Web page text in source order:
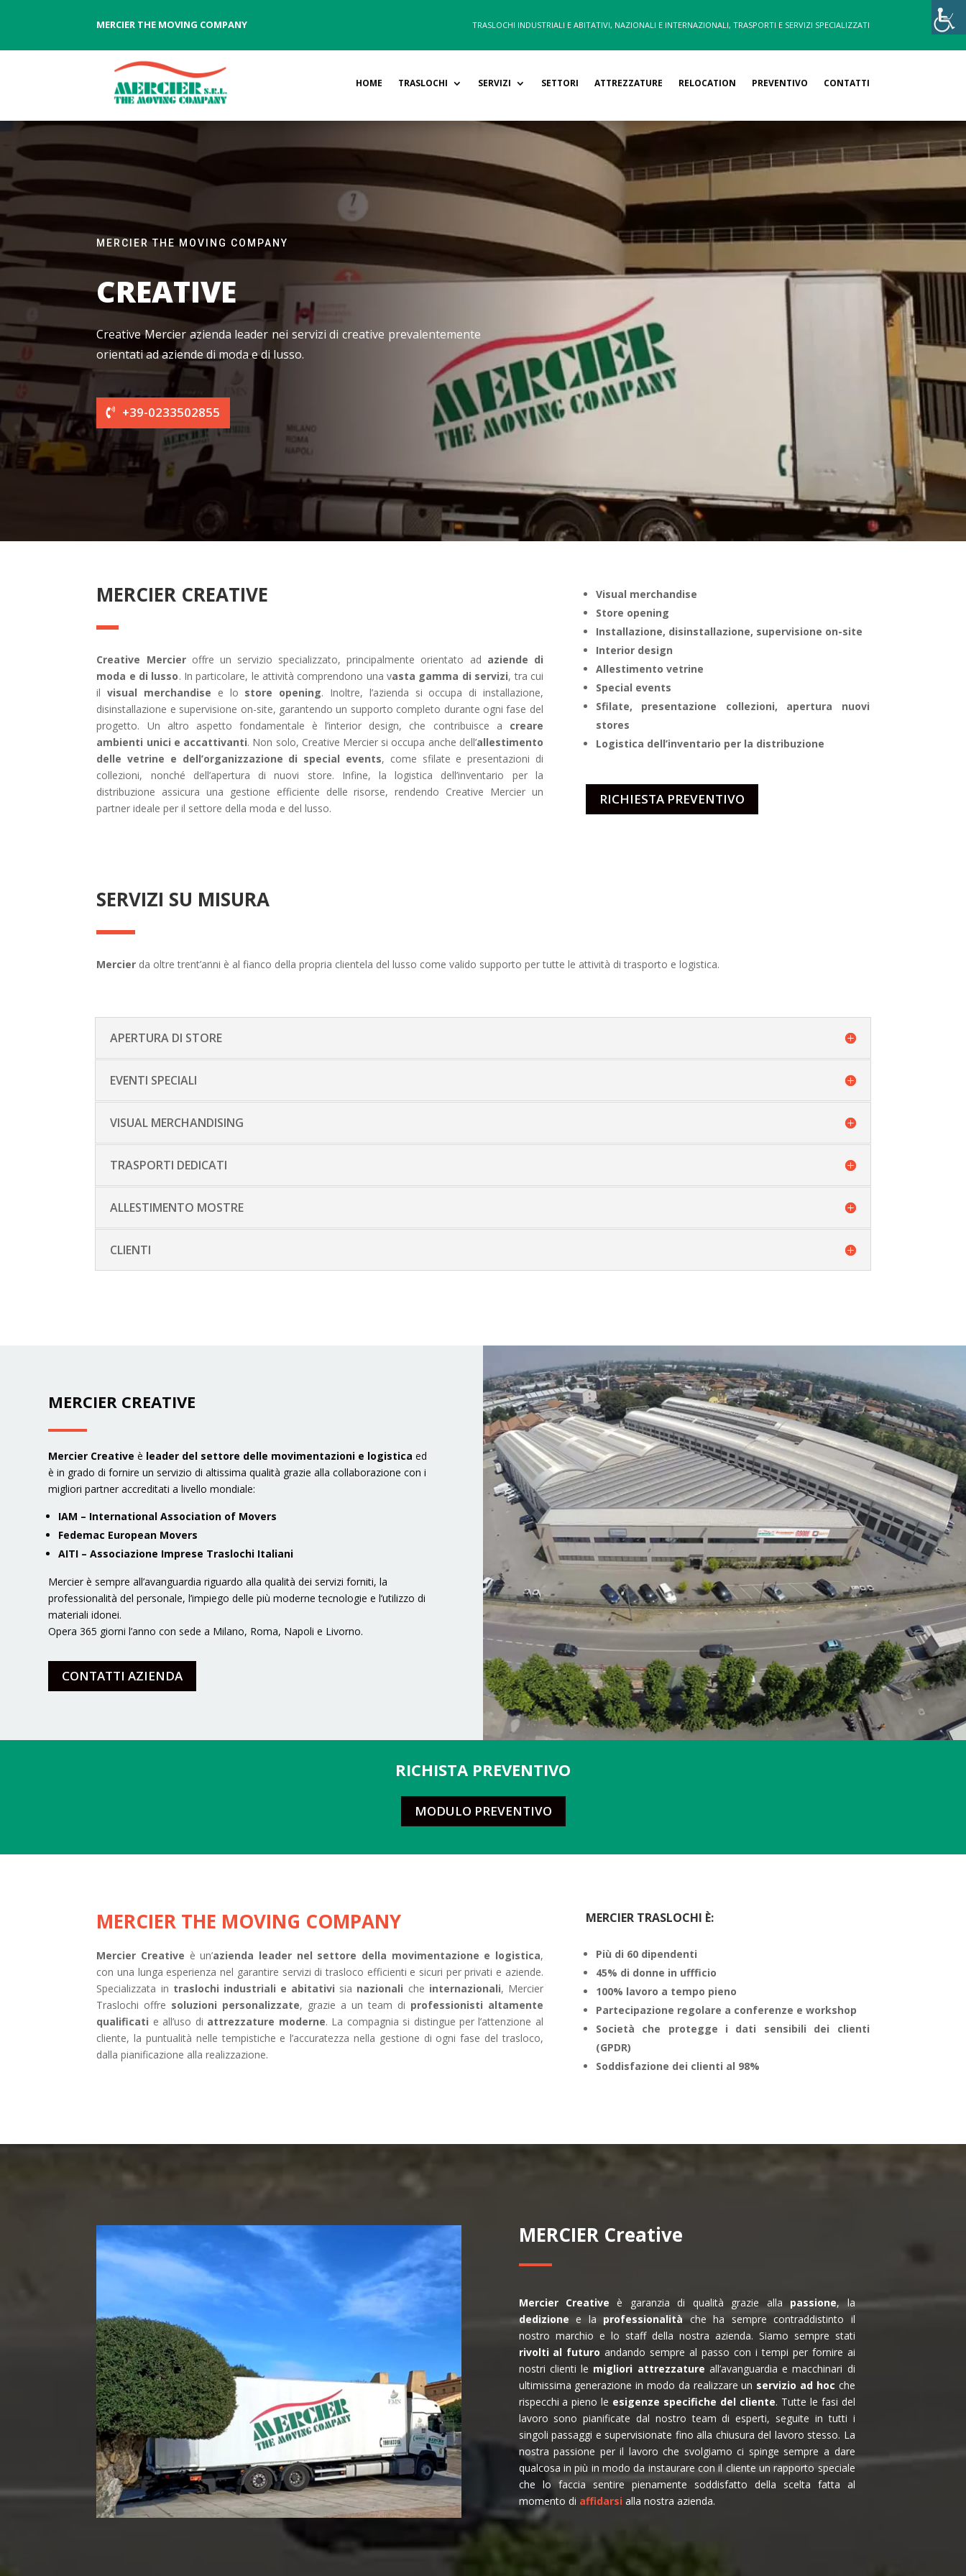
MERCIER THE MOVING COMPANY TRASLOCHI INDUSTRIALI E ABITATIVI, NAZIONALI E INTERNAZIONALI, TRASPORTI E SERVIZI SPECIALIZZATI
HOME TRASLOCHI SERVIZI SETTORI ATTREZZATURE RELOCATION PREVENTIVO CONTATTI
MERCIER THE MOVING COMPANY
CREATIVE
Creative Mercier azienda leader nei servizi di creative prevalentemente
orientati ad aziende di moda e di lusso.
+39-0233502855
MERCIER CREATIVE
Creative Mercieroffre un servizio specializzato, principalmente orientato ad aziende di
moda e di lusso. In particolare, le attività comprendono una vasta gamma di servizi, tra cui
ilvisual merchandise e lo store opening. Inoltre, l’azienda si occupa di installazione,
disinstallazione e supervisione on-site, garantendo un supporto completo durante ogni fase del
progetto. Un altro aspetto fondamentale è l’interior design, che contribuisce a creare
ambienti unici e accattivanti. Non solo, Creative Mercier si occupa anche dell’allestimento
delle vetrine e dell’organizzazione di special events, come sfilate e presentazioni di
collezioni, nonché dell’apertura di nuovi store. Infine, la logistica dell’inventario per la
distribuzione assicura una gestione efficiente delle risorse, rendendo Creative Mercier un
partner ideale per il settore della moda e del lusso.
Visual merchandise
Store opening
Installazione, disinstallazione, supervisione on-site
Interior design
Allestimento vetrine
Special events
Sfilate, presentazione collezioni, apertura nuovi
stores
Logistica dell’inventario per la distribuzione
RICHIESTA PREVENTIVO
SERVIZI SU MISURA
Mercier da oltre trent’anni è al fianco della propria clientela del lusso come valido supporto per tutte le attività di trasporto e logistica.
APERTURA DI STORE
EVENTI SPECIALI
VISUAL MERCHANDISING
TRASPORTI DEDICATI
ALLESTIMENTO MOSTRE
CLIENTI
MERCIER CREATIVE
Mercier Creative è leader del settore delle movimentazioni e logistica ed
è in grado di fornire un servizio di altissima qualità grazie alla collaborazione con i
migliori partner accreditati a livello mondiale:
IAM – International Association of Movers
Fedemac European Movers
AITI – Associazione Imprese Traslochi Italiani
Mercier è sempre all’avanguardia riguardo alla qualità dei servizi forniti, la
professionalità del personale, l’impiego delle più moderne tecnologie e l’utilizzo di
materiali idonei.
Opera 365 giorni l’anno con sede a Milano, Roma, Napoli e Livorno.
CONTATTI AZIENDA
RICHISTA PREVENTIVO
MODULO PREVENTIVO
MERCIER THE MOVING COMPANY
Mercier Creative è un’azienda leader nel settore della movimentazione e logistica,
con una lunga esperienza nel garantire servizi di trasloco efficienti e sicuri per privati e aziende.
Specializzata in traslochi industriali e abitativi sia nazionali che internazionali, Mercier
Traslochi offre soluzioni personalizzate, grazie a un team di professionisti altamente
qualificati e all’uso di attrezzature moderne. La compagnia si distingue per l’attenzione al
cliente, la puntualità nelle tempistiche e l’accuratezza nella gestione di ogni fase del trasloco,
dalla pianificazione alla realizzazione.
MERCIER TRASLOCHI È:
Più di 60 dipendenti
45% di donne in uffficio
100% lavoro a tempo pieno
Partecipazione regolare a conferenze e workshop
Società che protegge i dati sensibili dei clienti
(GPDR)
Soddisfazione dei clienti al 98%
MERCIER Creative
MercierCreative è garanzia di qualità grazie alla passione, la
dedizione e la professionalitàche ha sempre contraddistinto il
nostro marchio e lo staff della nostra azienda. Siamo sempre stati
rivolti al futuro andando sempre al passo con i tempi per fornire ai
nostri clienti le migliori attrezzature all’avanguardia e macchinari di
ultimissima generazione in modo da realizzare un servizio ad hoc che
rispecchi a pieno le esigenze specifiche del cliente. Tutte le fasi del
lavoro sono pianificate dal nostro team di esperti, seguite in tutti i
singoli passaggi e supervisionate fino alla chiusura del lavoro stesso. La
nostra passione per il lavoro che svolgiamo ci spinge sempre a dare
qualcosa in più in modo da instaurare con il cliente un rapporto speciale
che lo faccia sentire pienamente soddisfatto della scelta fatta al
momento di affidarsi alla nostra azienda.